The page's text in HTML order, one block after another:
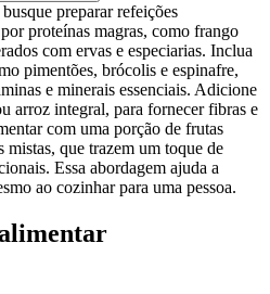
preparar refeições
proteínas magras, como frango
com ervas e especiarias. Inclua
pimentões, brócolis e espinafre,
e minerais essenciais. Adicione
arroz integral, para fornecer fibras e
com uma porção de frutas
mistas, que trazem um toque de
Essa abordagem ajuda a
ao cozinhar para uma pessoa.